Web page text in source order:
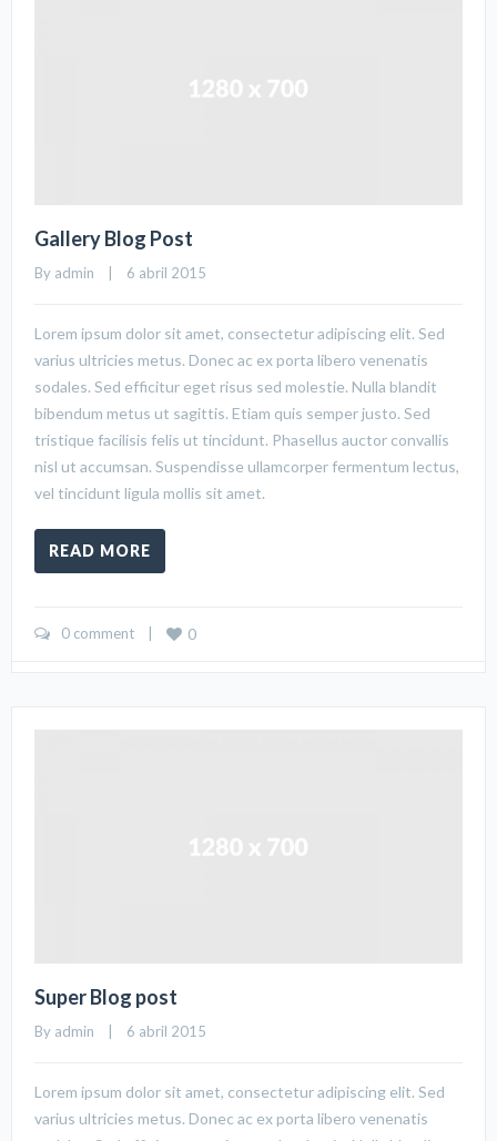
Gallery Blog Post
By admin
    |    6 abril 2015
Lorem ipsum dolor sit amet, consectetur adipiscing elit. Sed
varius ultricies metus. Donec ac ex porta libero venenatis
sodales. Sed efficitur eget risus sed molestie. Nulla blandit
bibendum metus ut sagittis. Etiam quis semper justo. Sed
tristique facilisis felis ut tincidunt. Phasellus auctor convallis
nisl ut accumsan. Suspendisse ullamcorper fermentum lectus,
vel tincidunt ligula mollis sit amet.
READ MORE
0 comment 0
Super Blog post
By admin
    |    6 abril 2015
Lorem ipsum dolor sit amet, consectetur adipiscing elit. Sed
varius ultricies metus. Donec ac ex porta libero venenatis